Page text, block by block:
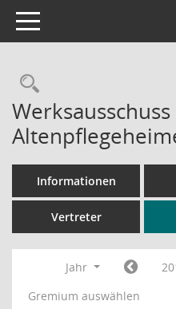
Toggle navigation
Informationen
Vertreter
Jahr
Gremium auswählen